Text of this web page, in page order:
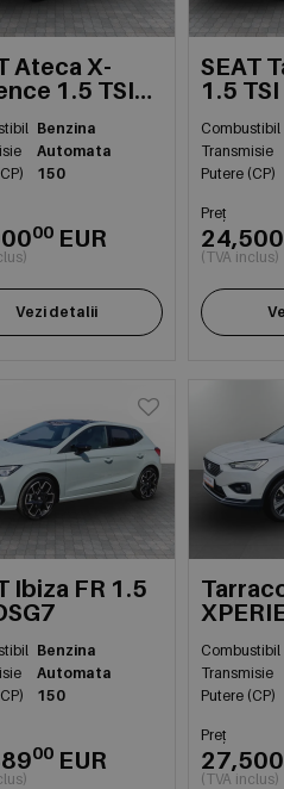
Ateca X-
1.5 TSI
Benzina
Automata
150
00 EUR
Vezi detalii
SEAT
1.5
Combustibil
Transmisie
Putere (CP)
Preț
24,500
(TVA inclus)
Ibiza FR 1.5
Benzina
Automata
150
00 EUR
Combustibil
Transmisie
Putere (CP)
Preț
27,500
(TVA inclus)